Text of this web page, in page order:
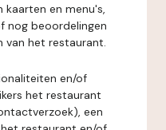
kaarten en menu's,
nog beoordelingen
van het restaurant.
en/of
het restaurant
een